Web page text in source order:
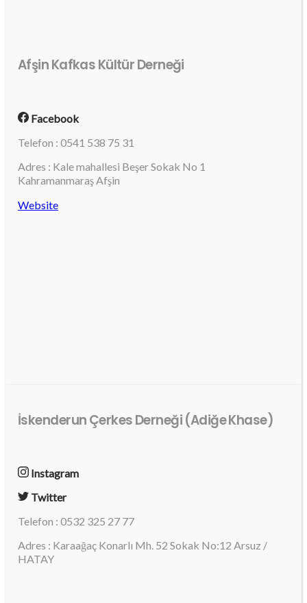
Afşin Kafkas Kültür Derneği
Facebook
Telefon : 0541 538 75 31
Adres : Kale mahallesi Beşer Sokak No 1
Kahramanmaraş Afşin
Website
İskenderun Çerkes Derneği (Adiğe Khase)
Instagram
Twitter
Telefon : 0532 325 27 77
Adres : Karaağaç Konarlı Mh. 52 Sokak No:12 Arsuz /
HATAY